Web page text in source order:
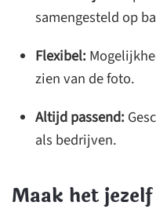
samengesteld op
Flexibel:
zien van de foto.
Altijd passend:
als bedrijven.
Maak het